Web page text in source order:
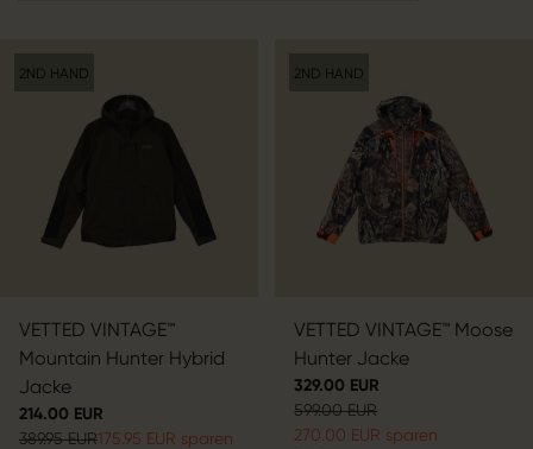
2ND HAND
VETTED VINTAGE™
Mountain Hunter Hybrid
Jacke
214.00 EUR
389.95 EUR175.95 EUR sparen
2ND HAND
VETTED VINTAGE™ Moose
Hunter Jacke
329.00 EUR
599.00 EUR
270.00 EUR sparen